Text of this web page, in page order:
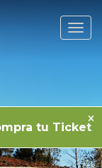
tu Ticket